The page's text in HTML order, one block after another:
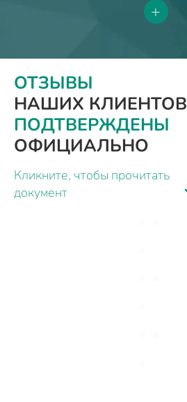
+
ОТЗЫВЫ
НАШИХ КЛИЕНТОВ
ПОДТВЕРЖДЕНЫ
ОФИЦИАЛЬНО
Кликните, чтобы прочитать
документ